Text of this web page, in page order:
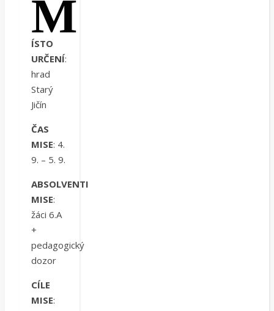
M
ÍSTO
URČENÍ:
hrad
Starý
Jičín
ČAS
MISE: 4.
9. – 5. 9.
ABSOLVENTI
MISE:
žáci 6.A
+
pedagogický
dozor
CÍLE
MISE: